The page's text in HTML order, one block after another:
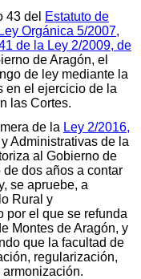
43 del Estatuto de
Ley Orgánica 5/2007,
de la Ley 2/2009, de
de Aragón, el
de ley mediante la
en el ejercicio de la
las Cortes.
de la Ley 2/2016,
Administrativas de la
al Gobierno de
dos años a contar
se apruebe, a
Rural y
por el que se refunda
Montes de Aragón, y
que la facultad de
regularización,